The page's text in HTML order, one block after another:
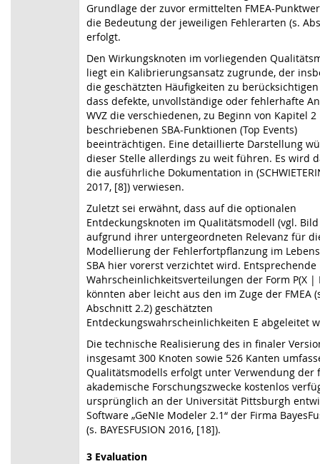
Grundlage der zuvor ermittelten FMEA-
die Bedeutung der jeweiligen Fehlerarten (s.
erfolgt.
Den Wirkungsknoten im vorliegenden
liegt ein Kalibrierungsansatz zugrunde, der
die geschätzten Häufigkeiten zu
dass defekte, unvollständige oder fehlerhafte
WVZ die verschiedenen, zu Beginn von Kapitel 2
beschriebenen SBA-Funktionen (Top Events)
beeinträchtigen. Eine detaillierte Darstellung
dieser Stelle allerdings zu weit führen. Es wird
die ausführliche Dokumentation in
2017, [8]) verwiesen.
Zuletzt sei erwähnt, dass auf die optionalen
Entdeckungsknoten im Qualitätsmodell (vgl.
aufgrund ihrer untergeordneten Relevanz für
Modellierung der Fehlerfortpflanzung im
SBA hier vorerst verzichtet wird. Entsprechende
Wahrscheinlichkeitsverteilungen der Form P(X |
könnten aber leicht aus den im Zuge der FMEA
Abschnitt 2.2) geschätzten
Entdeckungswahrscheinlichkeiten E abgeleitet
Die technische Realisierung des in finaler
insgesamt 300 Knoten sowie 526 Kanten
Qualitätsmodells erfolgt unter Verwendung der
akademische Forschungszwecke kostenlos
ursprünglich an der Universität Pittsburgh
Software „GeNIe Modeler 2.1“ der Firma
(s. BAYESFUSION 2016, [18]).
3 Evaluation